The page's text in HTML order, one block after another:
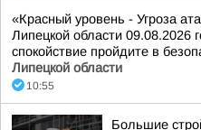
«Красный уровень - Угроза
Липецкой области 09.08.2026
спокойствие пройдите в
Липецкой области
10:55
Большие